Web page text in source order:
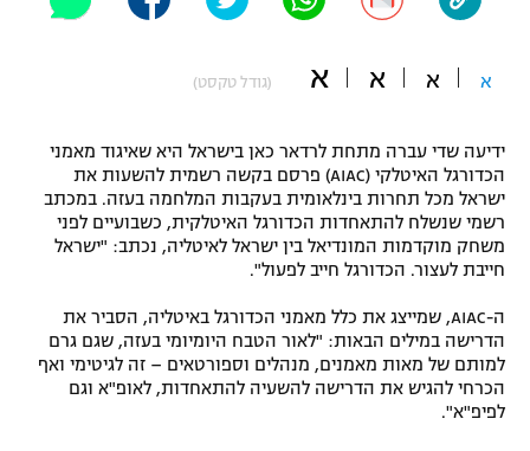
משתתפים וזוכים בפרסים
תקנון משתתפים וזוכים בפרסים
תקנון עבור פעילות אלקטרה
תקנון עבור פעילות ספורט 1 – "מרלן"
גיימינג E-Sports
תנאי שימוש
מדיניות פרטיות
תקנון פעילות ספורט 1
ספורט מוטורי
כדורמים
בייסבול MLB
ספורט אתגרי ואקסטרים
גיימינג E-Sports
א א א א (גודל טקסט)
ידיעה שדי עברה מתחת לרדאר כאן בישראל היא שאיגוד מאמני
הכדורגל האיטלקי (AIAC) פרסם בקשה רשמית להשעות את
ישראל מכל תחרות בינלאומית בעקבות המלחמה בעזה. במכתב
רשמי שנשלח להתאחדות הכדורגל האיטלקית, כשבועיים לפני
משחק מוקדמות המונדיאל בין ישראל לאיטליה, נכתב: "ישראל
חייבת לעצור. הכדורגל חייב לפעול".
ה-AIAC, שמייצג את כלל מאמני הכדורגל באיטליה, הסביר את
הדרישה במילים הבאות: "לאור הטבח היומיומי בעזה, שגם גרם
למותם של מאות מאמנים, מנהלים וספורטאים – זה לגיטימי ואף
הכרחי להגיש את הדרישה להשעיה להתאחדות, לאופ"א וגם
לפיפ"א".